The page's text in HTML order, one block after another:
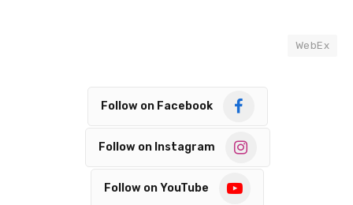
WebEx
Follow on Facebook
Follow on Instagram
Follow on YouTube